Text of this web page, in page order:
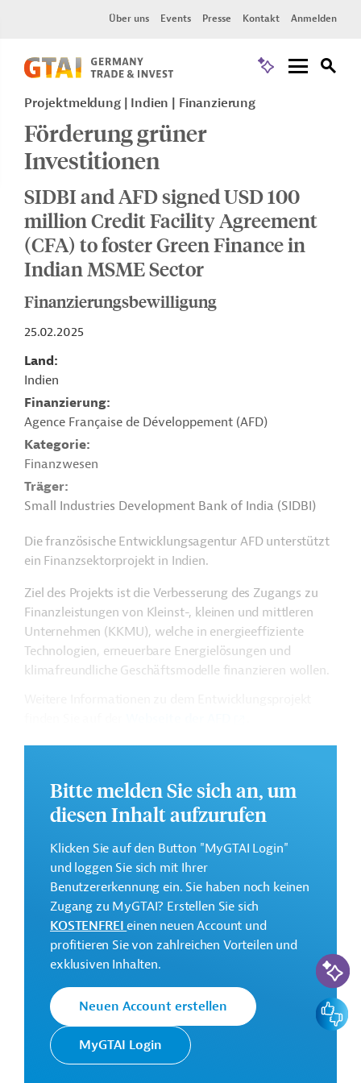
Über uns Events Presse Kontakt Anmelden
Projektmeldung Indien Finanzierung
Förderung grüner
Investitionen
SIDBI and AFD signed USD 100
million Credit Facility Agreement
(CFA) to foster Green Finance in
Indian MSME Sector
Finanzierungsbewilligung
25.02.2025
Land
Indien
Finanzierung
Agence Française de Développement (AFD)
Kategorie
Finanzwesen
Träger
Small Industries Development Bank of India (SIDBI)
Die französische Entwicklungsagentur AFD unterstützt
ein Finanzsektorprojekt in Indien.
Ziel des Projekts ist die Verbesserung des Zugangs zu
Finanzleistungen von Kleinst-, kleinen und mittleren
Unternehmen (KKMU), welche in energieeffiziente
Technologien, erneuerbare Energielösungen und
klimafreundliche Geschäftsmodelle finanzieren wollen.
GTAI informiert über dieAFD: Schwerpunkte,
Geschäftsanbahnung.
Geberbeitrag:
Kontaktadressen
Französische
Entwicklungsagentur
AFD
Transformationsprozesse in
ihren Partnerländern mit dem
Ziel, eine nachhaltigere und
Bitte melden Sie sich an, um
diesen Inhalt aufzurufen
Klicken Sie auf den Button "MyGTAI Login"
und loggen Sie sich mit Ihrer
Benutzererkennung ein. Sie haben noch keinen
Zugang zu MyGTAI? Erstellen Sie sich
KOSTENFREIeinen neuen Account und
profitieren Sie von zahlreichen Vorteilen und
exklusiven Inhalten.
Neuen Account erstellen
MyGTAI Login
KI-